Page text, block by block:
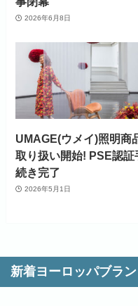
2026年6月8日
UMAGE(ウメイ)照明商
取り扱い開始! PSE認証
続き完了
2026年5月1日
新着ヨーロッパブラ